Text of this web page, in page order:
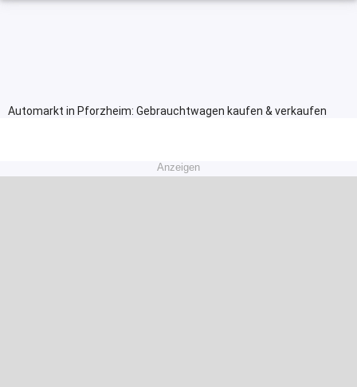
Automarkt in Pforzheim: Gebrauchtwagen kaufen & verkaufen
Anzeigen